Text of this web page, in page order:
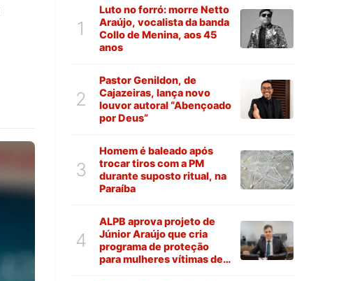
1
Luto no forró: morre Netto
Araújo, vocalista da banda
Collo de Menina, aos 45
anos
2
Pastor Genildon, de
Cajazeiras, lança novo
louvor autoral “Abençoado
por Deus”
3
Homem é baleado após
trocar tiros com a PM
durante suposto ritual, na
Paraíba
4
ALPB aprova projeto de
Júnior Araújo que cria
programa de proteção
para mulheres vítimas de